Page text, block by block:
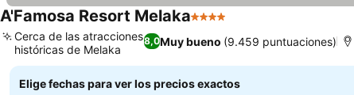
A'Famosa Resort Melaka4 Estrellas
8,0Muy bueno (9.459 puntuaciones)
Cerca de las atracciones
históricas de Melaka
Elige fechas para ver los precios exactos